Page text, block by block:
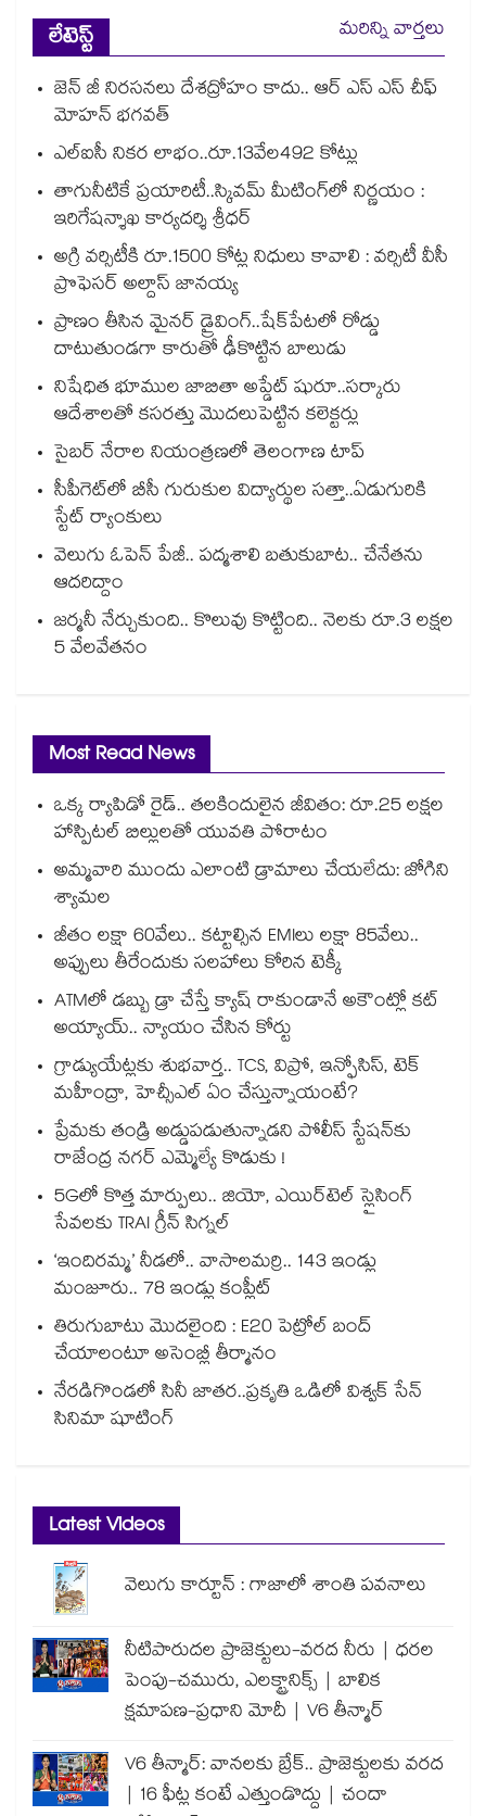
లేటెస్ట్
మరిన్ని వార్తలు
జెన్ జీ నిరసనలు దేశద్రోహం కాదు.. ఆర్ ఎస్ ఎస్ చీఫ్
మోహన్ భగవత్
ఎల్ఐసీ నికర లాభం..రూ.13వేల492 కోట్లు
తాగునీటికే ప్రయారిటీ..స్కివమ్ మీటింగ్‌‌‌‌‌‌‌‌‌‌‌‌‌‌‌‌లో నిర్ణయం :
ఇరిగేషన్శాఖ కార్యదర్శి శ్రీధర్
అగ్రి వర్సిటీకి రూ.1500 కోట్ల నిధులు కావాలి : వర్సిటీ వీసీ
ప్రొఫెసర్ అల్దాస్ జానయ్య
ప్రాణం తీసిన మైనర్‌‌ డ్రైవింగ్‌..షేక్‌పేటలో రోడ్డు
దాటుతుండగా కారుతో ఢీకొట్టిన బాలుడు
నిషేధిత భూముల జాబితా అప్డేట్ షురూ..సర్కారు
ఆదేశాలతో కసరత్తు మొదలుపెట్టిన కలెక్టర్లు
సైబర్ నేరాల నియంత్రణలో తెలంగాణ టాప్‌‌‌‌‌‌‌‌‌‌‌‌‌‌‌‌
సీపీగెట్‌‌‌‌‌‌‌‌‌‌‌‌‌‌‌‌లో బీసీ గురుకుల విద్యార్థుల సత్తా..ఏడుగురికి
స్టేట్‌‌‌‌‌‌‌‌‌‌‌‌‌‌‌‌ ర్యాంకులు
వెలుగు ఓపెన్ పేజీ.. పద్మశాలి బతుకుబాట.. చేనేతను
ఆదరిద్దాం
జర్మనీ నేర్చుకుంది.. కొలువు కొట్టింది.. నెలకు రూ.3 లక్షల
5 వేలవేతనం
Most Read News
ఒక్క ర్యాపిడో రైడ్.. తలకిందులైన జీవితం: రూ.25 లక్షల
హాస్పిటల్ బిల్లులతో యువతి పోరాటం
అమ్మవారి ముందు ఎలాంటి డ్రామాలు చేయలేదు: జోగిని
శ్యామల
జీతం లక్షా 60వేలు.. కట్టాల్సిన EMIలు లక్షా 85వేలు..
అప్పులు తీరేందుకు సలహాలు కోరిన టెక్కీ
ATMలో డబ్బు డ్రా చేస్తే క్యాష్ రాకుండానే అకౌంట్లో కట్
అయ్యాయ్.. న్యాయం చేసిన కోర్టు
గ్రాడ్యుయేట్లకు శుభవార్త.. TCS, విప్రో, ఇన్ఫోసిస్, టెక్
మహీంద్రా, హెచ్సీఎల్ ఏం చేస్తున్నాయంటే?
ప్రేమకు తండ్రి అడ్డుపడుతున్నాడని పోలీస్ స్టేషన్⁪కు
రాజేంద్ర నగర్ ఎమ్మెల్యే కొడుకు !
5Gలో కొత్త మార్పులు.. జియో, ఎయిర్‌టెల్ స్లైసింగ్
సేవలకు TRAI గ్రీన్ సిగ్నల్
‘ఇందిరమ్మ’ నీడలో.. వాసాలమర్రి.. 143 ఇండ్లు
మంజూరు.. 78 ఇండ్లు కంప్లీట్
తిరుగుబాటు మొదలైంది : E20 పెట్రోల్ బంద్
చేయాలంటూ అసెంబ్లీ తీర్మానం
నేరడిగొండలో సినీ జాతర..ప్రకృతి ఒడిలో విశ్వక్ సేన్
సినిమా షూటింగ్
Latest Videos
వెలుగు కార్టూన్ : గాజాలో శాంతి పవనాలు
నీటిపారుదల ప్రాజెక్టులు-వరద నీరు | ధరల
పెంపు-చమురు, ఎలక్ట్రానిక్స్ | బాలిక
క్షమాపణ-ప్రధాని మోదీ | V6 తీన్మార్
V6 తీన్మార్: వానలకు బ్రేక్.. ప్రాజెక్టులకు వరద
| 16 ఫీట్ల కంటే ఎత్తుండొద్దు | చందా